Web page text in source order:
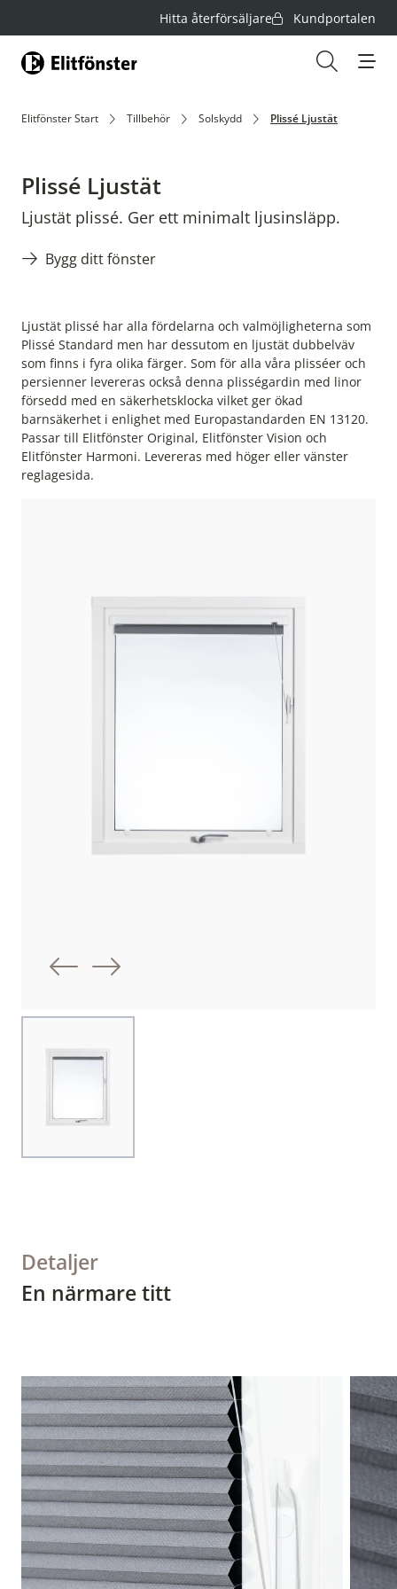
Hitta återförsäljare Kundportalen
Hem
Elitfönster Start Tillbehör Solskydd Plissé Ljustät
Plissé Ljustät
Ljustät plissé. Ger ett minimalt ljusinsläpp.
Bygg ditt fönster
Ljustät plissé har alla fördelarna och valmöjligheterna som
Plissé Standard men har dessutom en ljustät dubbelväv
som finns i fyra olika färger. Som för alla våra plisséer och
persienner levereras också denna plisségardin med linor
försedd med en säkerhetsklocka vilket ger ökad
barnsäkerhet i enlighet med Europastandarden EN 13120.
Passar till Elitfönster Original, Elitfönster Vision och
Elitfönster Harmoni. Levereras med höger eller vänster
reglagesida.
Föregående bild
Nästa bild
Detaljer
En närmare titt